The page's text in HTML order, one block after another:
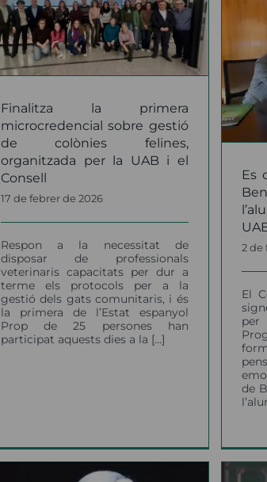
Finalitza la primera
microcredencial sobre gestió
de colònies felines,
organitzada per la UAB i el
Consell
17 de febrer de 2026
Respon a la necessitat de
disposar de professionals
veterinaris capacitats per dur a
terme els protocols per a la
gestió dels gats comunitaris, i és
la primera de l’Estat espanyol
Prop de 25 persones han
participat aquests dies a la [...]
Es consolida el
Programa de Benestar
Emocional per a
Veterinària de la UAB
notícies
Es
2 de
El
per
de